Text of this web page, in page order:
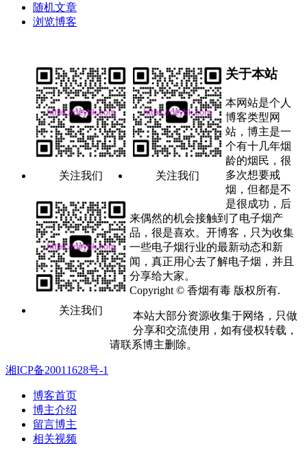
随机文章
浏览博客
关注我们 关注我们
关注我们
关于本站
本网站是个人
博客类型网
站，博主是一
个有十几年烟
龄的烟民，很
多次想要戒
烟，但都是不
是很成功，后
来偶然的机会接触到了电子烟产
品，很是喜欢。开博客，只为收集
一些电子烟行业的最新动态和新
闻，真正用心去了解电子烟，并且
分享给大家。
Copyright © 香烟有毒 版权所有.
本站大部分资源收集于网络，只做
分享和交流使用，如有侵权转载，
请联系博主删除。
湘ICP备20011628号-1
博客首页
博主介绍
留言博主
相关视频